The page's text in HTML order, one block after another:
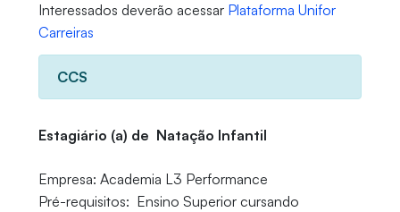
Interessados deverão acessar Plataforma Unifor
Carreiras
CCS
Estagiário (a) de Natação Infantil
Empresa: Academia L3 Performance
Pré-requisitos: Ensino Superior cursando